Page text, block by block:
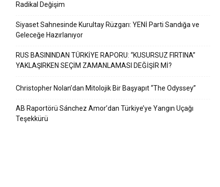
Radikal Değişim
Siyaset Sahnesinde Kurultay Rüzgarı: YENİ Parti Sandığa ve
Geleceğe Hazırlanıyor
RUS BASININDAN TÜRKİYE RAPORU: “KUSURSUZ FIRTINA”
YAKLAŞIRKEN SEÇİM ZAMANLAMASI DEĞİŞİR Mİ?
Christopher Nolan’dan Mitolojik Bir Başyapıt “The Odyssey”
AB Raportörü Sánchez Amor’dan Türkiye’ye Yangın Uçağı
Teşekkürü